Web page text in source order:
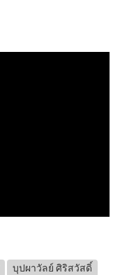
บุปผาวัลย์ ศิริสวัสดิ์